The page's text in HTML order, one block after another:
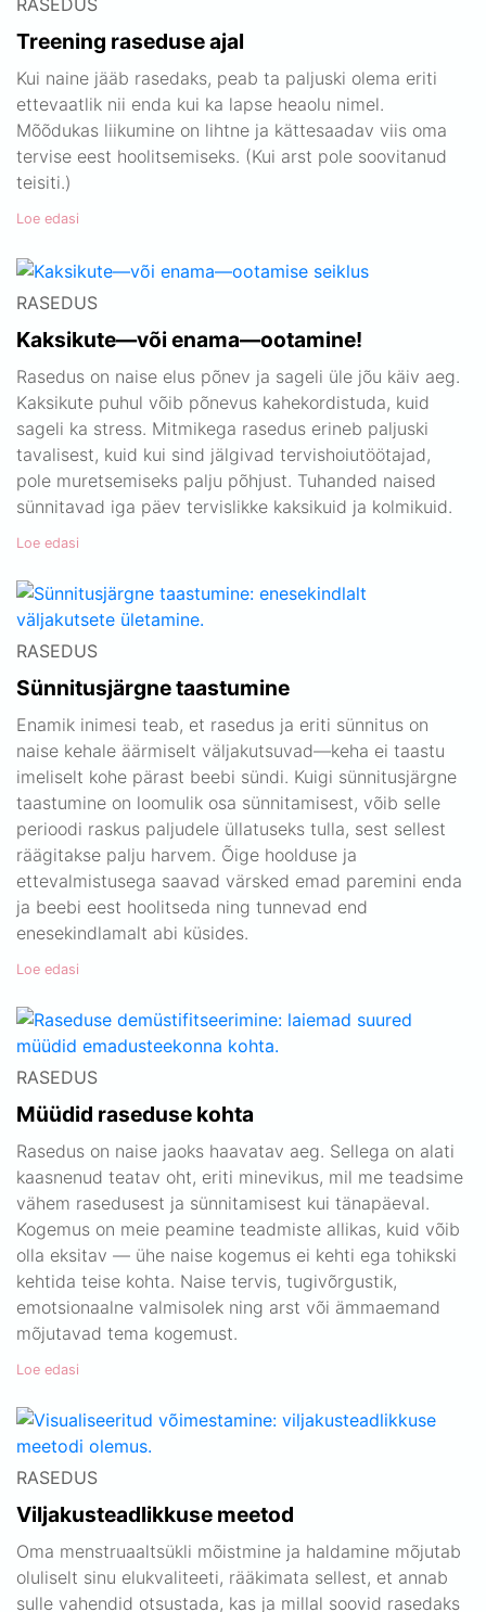
RASEDUS
Treening raseduse ajal
Kui naine jääb rasedaks, peab ta paljuski olema eriti
ettevaatlik nii enda kui ka lapse heaolu nimel.
Mõõdukas liikumine on lihtne ja kättesaadav viis oma
tervise eest hoolitsemiseks. (Kui arst pole soovitanud
teisiti.)
Loe edasi
RASEDUS
Kaksikute—või enama—ootamine!
Rasedus on naise elus põnev ja sageli üle jõu käiv aeg.
Kaksikute puhul võib põnevus kahekordistuda, kuid
sageli ka stress. Mitmikega rasedus erineb paljuski
tavalisest, kuid kui sind jälgivad tervishoiutöötajad,
pole muretsemiseks palju põhjust. Tuhanded naised
sünnitavad iga päev tervislikke kaksikuid ja kolmikuid.
Loe edasi
RASEDUS
Sünnitusjärgne taastumine
Enamik inimesi teab, et rasedus ja eriti sünnitus on
naise kehale äärmiselt väljakutsuvad—keha ei taastu
imeliselt kohe pärast beebi sündi. Kuigi sünnitusjärgne
taastumine on loomulik osa sünnitamisest, võib selle
perioodi raskus paljudele üllatuseks tulla, sest sellest
räägitakse palju harvem. Õige hoolduse ja
ettevalmistusega saavad värsked emad paremini enda
ja beebi eest hoolitseda ning tunnevad end
enesekindlamalt abi küsides.
Loe edasi
RASEDUS
Müüdid raseduse kohta
Rasedus on naise jaoks haavatav aeg. Sellega on alati
kaasnenud teatav oht, eriti minevikus, mil me teadsime
vähem rasedusest ja sünnitamisest kui tänapäeval.
Kogemus on meie peamine teadmiste allikas, kuid võib
olla eksitav — ühe naise kogemus ei kehti ega tohikski
kehtida teise kohta. Naise tervis, tugivõrgustik,
emotsionaalne valmisolek ning arst või ämmaemand
mõjutavad tema kogemust.
Loe edasi
RASEDUS
Viljakusteadlikkuse meetod
Oma menstruaaltsükli mõistmine ja haldamine mõjutab
oluliselt sinu elukvaliteeti, rääkimata sellest, et annab
sulle vahendid otsustada, kas ja millal soovid rasedaks